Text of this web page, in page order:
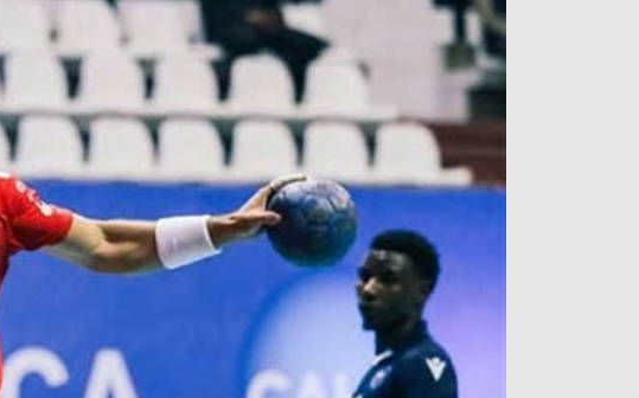
ركن الألعاب
الدوري السعودي للمحترفين
دوري أبطال أوروبا
دوري أبطال إفريقيا